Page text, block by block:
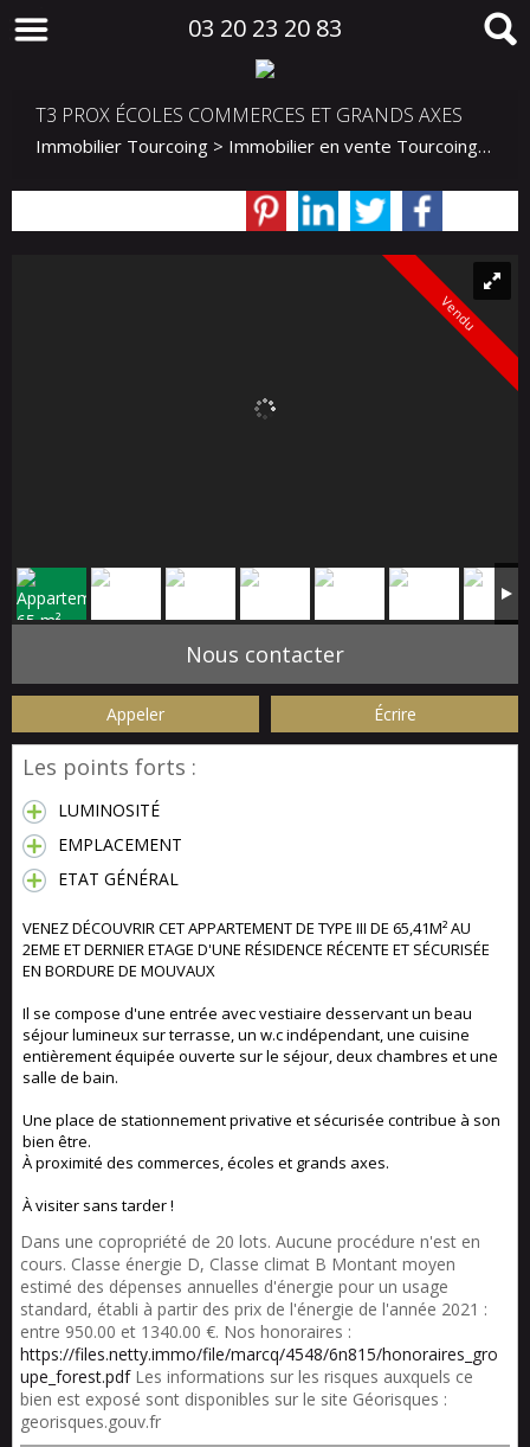
03 20 23 20 83
T3 PROX ÉCOLES COMMERCES ET GRANDS AXES
Immobilier Tourcoing > Immobilier en vente Tourcoing >
Vendu
Nous contacter
Appeler Écrire
Les points forts :
LUMINOSITÉ
EMPLACEMENT
ETAT GÉNÉRAL
VENEZ DÉCOUVRIR CET APPARTEMENT DE TYPE III DE 65,41M² AU
2EME ET DERNIER ETAGE D'UNE RÉSIDENCE RÉCENTE ET SÉCURISÉE
EN BORDURE DE MOUVAUX
Il se compose d'une entrée avec vestiaire desservant un beau
séjour lumineux sur terrasse, un w.c indépendant, une cuisine
entièrement équipée ouverte sur le séjour, deux chambres et une
salle de bain.
Une place de stationnement privative et sécurisée contribue à son
bien être.
À proximité des commerces, écoles et grands axes.
À visiter sans tarder !
Dans une copropriété de 20 lots. Aucune procédure n'est en
cours. Classe énergie D, Classe climat B Montant moyen
estimé des dépenses annuelles d'énergie pour un usage
standard, établi à partir des prix de l'énergie de l'année 2021 :
entre 950.00 et 1340.00 €. Nos honoraires :
https://files.netty.immo/file/marcq/4548/6n815/honoraires_gro
upe_forest.pdfLes informations sur les risques auxquels ce
bien est exposé sont disponibles sur le site Géorisques :
georisques.gouv.fr